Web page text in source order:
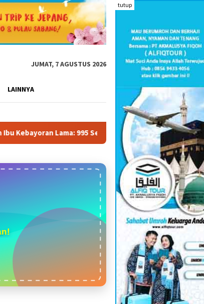
tutup
JUMAT, 7 AGUSTUS 2026
LAINNYA
Api, Sabu, dan VCD Porno Ditemukan! Hoaks